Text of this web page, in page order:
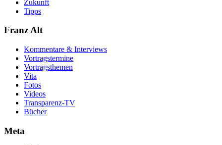
Zukunft
Tipps
Franz Alt
Kommentare & Interviews
Vortragstermine
Vortragsthemen
Vita
Fotos
Videos
Transparenz-TV
Bücher
Meta